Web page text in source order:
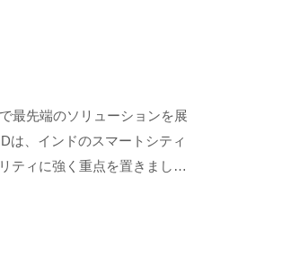
最先端のソリューションを展
は、インドのスマートシティ
ティに強く重点を置きまし